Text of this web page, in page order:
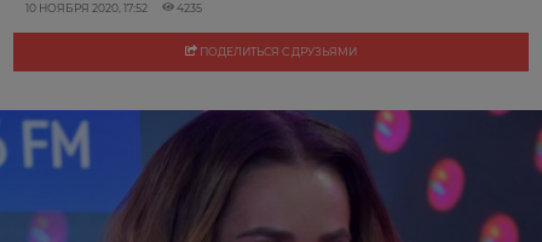
10 НОЯБРЯ 2020, 17:52 4235
ПОДЕЛИТЬСЯ С ДРУЗЬЯМИ